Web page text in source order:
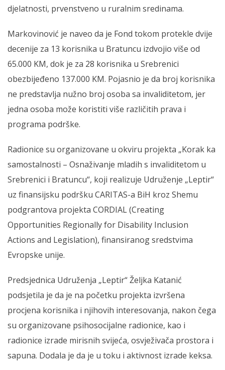
djelatnosti, prvenstveno u ruralnim sredinama.
Markovinović je naveo da je Fond tokom protekle dvije
decenije za 13 korisnika u Bratuncu izdvojio više od
65.000 KM, dok je za 28 korisnika u Srebrenici
obezbijeđeno 137.000 KM. Pojasnio je da broj korisnika
ne predstavlja nužno broj osoba sa invaliditetom, jer
jedna osoba može koristiti više različitih prava i
programa podrške.
Radionice su organizovane u okviru projekta „Korak ka
samostalnosti – Osnaživanje mladih s invaliditetom u
Srebrenici i Bratuncu“, koji realizuje Udruženje „Leptir“
uz finansijsku podršku CARITAS-a BiH kroz Shemu
podgrantova projekta CORDIAL (Creating
Opportunities Regionally for Disability Inclusion
Actions and Legislation), finansiranog sredstvima
Evropske unije.
Predsjednica Udruženja „Leptir“ Željka Katanić
podsjetila je da je na početku projekta izvršena
procjena korisnika i njihovih interesovanja, nakon čega
su organizovane psihosocijalne radionice, kao i
radionice izrade mirisnih svijeća, osvježivača prostora i
sapuna. Dodala je da je u toku i aktivnost izrade keksa.